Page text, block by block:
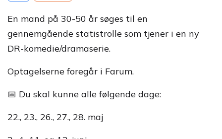
En mand på 30-50 år søges til en
gennemgående statistrolle som tjener i en ny
DR-komedie/dramaserie.
Optagelserne foregår i Farum.
📅 Du skal kunne alle følgende dage:
22., 23., 26., 27., 28. maj